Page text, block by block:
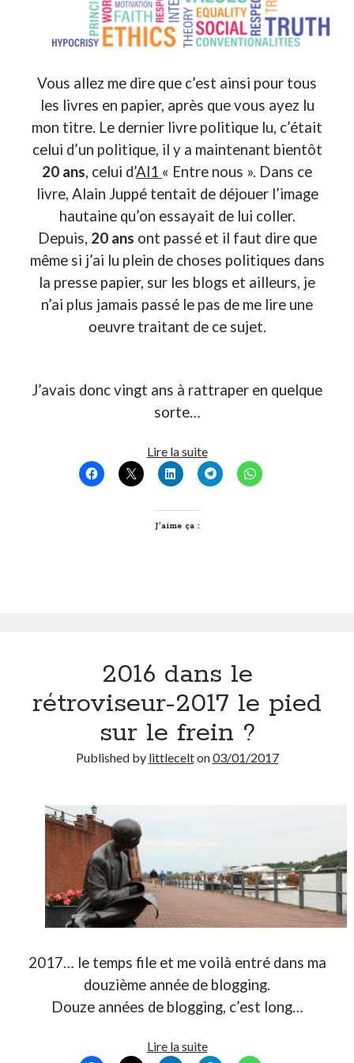
Derniers Commentaires
dansC’était pas mieux avant… à Lyon
littlecelt
dansComment j’ai opéré ma vélorution toute personnelle
AnthonydansComment j’ai opéré ma vélorution toute personnelle
Renaud Ducher dansComment j’ai opéré ma vélorution toute
personnelle
Commentaires récents
Entretien ménagerdansT’as vu quoi ? #52
JFdansC’était pas mieux avant… à Lyon
littleceltdansComment j’ai opéré ma vélorution toute personnelle
Anthony dansComment j’ai opéré ma vélorution toute personnelle
Comment j’ai opéré ma vélorution toute
On parle de quoi ?
Coup de coeur
Parole de Follower
Photos
Vidéos
Vous allez me dire que c’est ainsi pour tous
les livres en papier, après que vous ayez lu
mon titre. Le dernier livre politique lu, c’était
celui d’un politique, il y a maintenant bientôt
20 ans, celui d’Al1 « Entre nous ». Dans ce
livre, Alain Juppé tentait de déjouer l’image
hautaine qu’on essayait de lui coller.
Depuis, 20 ans ont passé et il faut dire que
même si j’ai lu plein de choses politiques dans
la presse papier, sur les blogs et ailleurs, je
n’ai plus jamais passé le pas de me lire une
oeuvre traitant de ce sujet.
J’avais donc vingt ans à rattraper en quelque
sorte…
Lire la suiteUn
livre
politique
J’aime ça :
2016 dans le
rétroviseur-2017 le pied
sur le frein ?
Published by littlecelton03/01/2017
2017… le temps file et me voilà entré dans ma
douzième année de blogging.
Douze années de blogging, c’est long…
Lire la suite2016